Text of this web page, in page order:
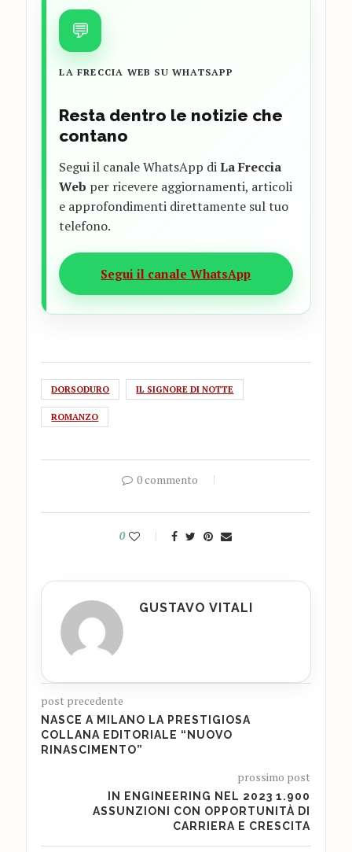
💬
LA FRECCIA WEB SU WHATSAPP
Resta dentro le notizie che
contano
Segui il canale WhatsApp diLa Freccia
Web per ricevere aggiornamenti, articoli
e approfondimenti direttamente sul tuo
telefono.
Segui il canale WhatsApp
DORSODURO IL SIGNORE DI NOTTE
ROMANZO
0 commento
0
GUSTAVO VITALI
post precedente
NASCE A MILANO LA PRESTIGIOSA
COLLANA EDITORIALE “NUOVO
RINASCIMENTO”
prossimo post
IN ENGINEERING NEL 2023 1.900
ASSUNZIONI CON OPPORTUNITÀ DI
CARRIERA E CRESCITA